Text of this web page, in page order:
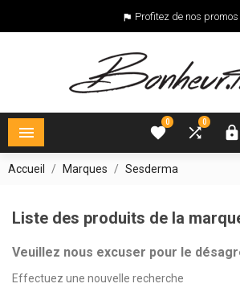
 Profitez de nos promos
 

0

0
Accueil Marques Sesderma
Liste des produits de la
Veuillez nous excuser pour le
Effectuez une nouvelle recherche